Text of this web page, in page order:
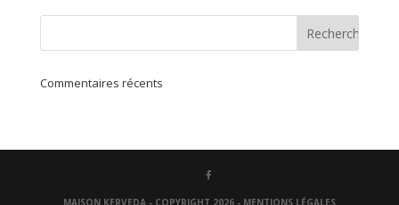
Commentaires récents
MAISON KERVEDA - COPYRIGHT 2026 - MENTIONS LÉGALES